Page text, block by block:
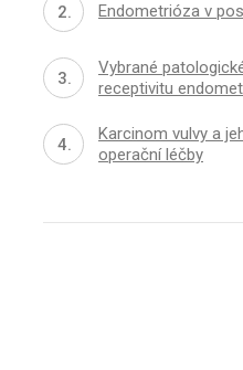
Endometrióza v
Vybrané
receptivitu
Karcinom vulvy a
operační léčby